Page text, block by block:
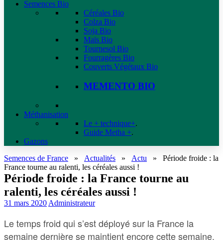
Semences Bio
Céréales Bio
Colza Bio
Soja Bio
Maïs Bio
Tournesol Bio
Fourragères Bio
Couverts Végétaux Bio
MEMENTO BIO
Méthanisation
Le + technique+.
Guide Metha +.
Gazons
Semences de France » Actualités » Actu » Période froide : la
France tourne au ralenti, les céréales aussi !
Période froide : la France tourne au
ralenti, les céréales aussi !
31 mars 2020 Administrateur
Le temps froid qui s’est déployé sur la France la
semaine dernière se maintient encore cette semaine.